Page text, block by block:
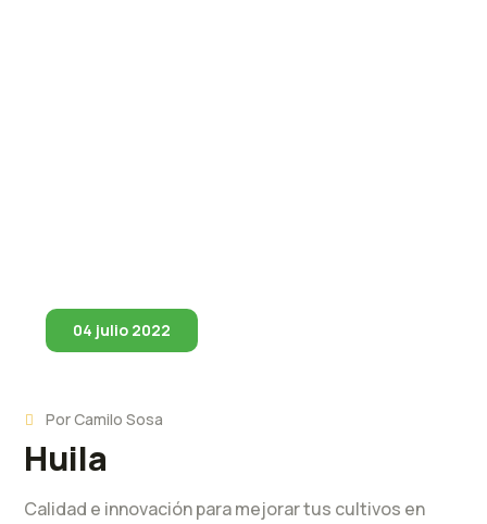
04 julio 2022
PorCamilo Sosa
Huila
Calidad e innovación para mejorar tus cultivos en